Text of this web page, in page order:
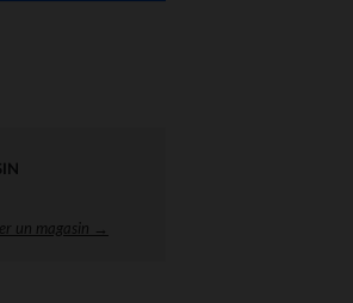
un magasin →